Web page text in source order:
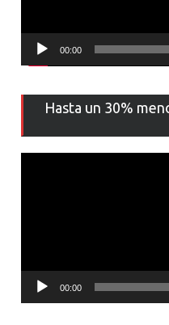
00:00
Hasta un 30%
00:00